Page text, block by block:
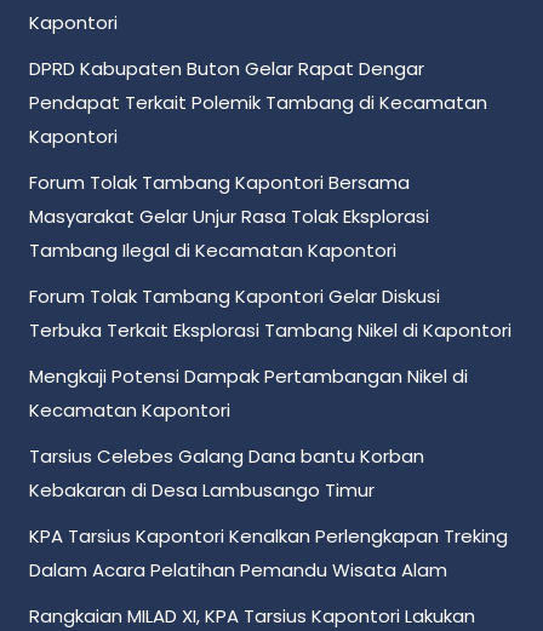
Kapontori
DPRD Kabupaten Buton Gelar Rapat Dengar
Pendapat Terkait Polemik Tambang di Kecamatan
Kapontori
Forum Tolak Tambang Kapontori Bersama
Masyarakat Gelar Unjur Rasa Tolak Eksplorasi
Tambang Ilegal di Kecamatan Kapontori
Forum Tolak Tambang Kapontori Gelar Diskusi
Terbuka Terkait Eksplorasi Tambang Nikel di Kapontori
Mengkaji Potensi Dampak Pertambangan Nikel di
Kecamatan Kapontori
Tarsius Celebes Galang Dana bantu Korban
Kebakaran di Desa Lambusango Timur
KPA Tarsius Kapontori Kenalkan Perlengkapan Treking
Dalam Acara Pelatihan Pemandu Wisata Alam
Rangkaian MILAD XI, KPA Tarsius Kapontori Lakukan